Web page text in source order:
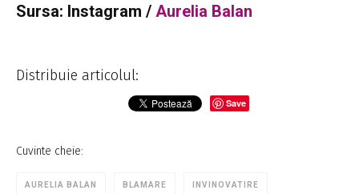
Sursa: Instagram / Aurelia Balan
Distribuie articolul:
Save
Cuvinte cheie:
AURELIA BALAN BLAMARE INVINOVATIRE